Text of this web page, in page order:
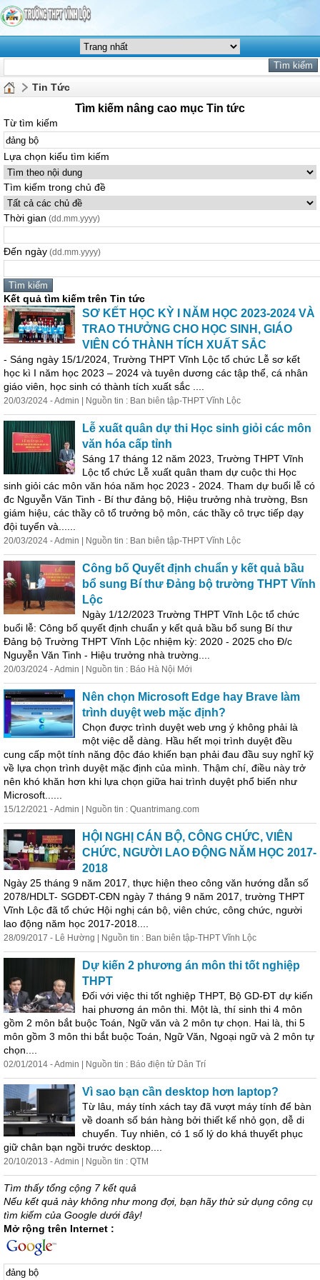
Tin Tức
Tìm kiếm nâng cao mục Tin tức
Từ tìm kiếm
Lựa chọn kiểu tìm kiếm
Tìm kiếm trong chủ đề
Thời gian (dd.mm.yyyy)
Đến ngày (dd.mm.yyyy)
Kết quả tìm kiếm trên Tin tức
SƠ KẾT HỌC KỲ I NĂM HỌC 2023-2024 VÀ
TRAO THƯỞNG CHO HỌC SINH, GIÁO
VIÊN CÓ THÀNH TÍCH XUẤT SẮC
- Sáng ngày 15/1/2024, Trường THPT Vĩnh Lộc tổ chức Lễ sơ kết
học kì I năm học 2023 – 2024 và tuyên dương các tập thể, cá nhân
giáo viên, học sinh có thành tích xuất sắc ....
20/03/2024 - Admin | Nguồn tin : Ban biên tập-THPT Vĩnh Lộc
Lễ xuất quân dự thi Học sinh giỏi các môn
văn hóa cấp tỉnh
Sáng 17 tháng 12 năm 2023, Trường THPT Vĩnh
Lộc tổ chức Lễ xuất quân tham dự cuộc thi Học
sinh giỏi các môn văn hóa năm học 2023 - 2024. Tham dự buổi lễ có
đc Nguyễn Văn Tinh - Bí thư đảng bộ , Hiệu trưởng nhà trường, Bsn
giám hiệu, các thầy cô tổ trưởng bộ môn, các thầy cô trực tiếp dạy
đội tuyển và......
20/03/2024 - Admin | Nguồn tin : Ban biên tập-THPT Vĩnh Lộc
Công bố Quyết định chuẩn y kết quả bầu
bổ sung Bí thư Đảng bộ trường THPT Vĩnh
Lộc
Ngày 1/12/2023 Trường THPT Vĩnh Lộc tổ chức
buổi lễ: Công bố quyết định chuẩn y kết quả bầu bổ sung Bí thư
Đảng bộ Trường THPT Vĩnh Lộc nhiệm kỳ: 2020 - 2025 cho Đ/c
Nguyễn Văn Tinh - Hiệu trưởng nhà trường....
20/03/2024 - Admin | Nguồn tin : Báo Hà Nội Mới
Nên chọn Microsoft Edge hay Brave làm
trình duyệt web mặc định?
Chọn được trình duyệt web ưng ý không phải là
một việc dễ dàng. Hầu hết mọi trình duyệt đều
cung cấp một tính năng độc đáo khiến bạn phải đau đầu suy nghĩ kỹ
về lựa chọn trình duyệt mặc định của mình. Thậm chí, điều này trở
nên khó khăn hơn khi lựa chọn giữa hai trình duyệt phổ biến như
Microsoft......
15/12/2021 - Admin | Nguồn tin : Quantrimang.com
HỘI NGHỊ CÁN BỘ, CÔNG CHỨC, VIÊN
CHỨC, NGƯỜI LAO ĐỘNG NĂM HỌC 2017-
2018
Ngày 25 tháng 9 năm 2017, thực hiện theo công văn hướng dẫn số
2078/HDLT- SGDĐT-CĐN ngày 7 tháng 9 năm 2017, trường THPT
Vĩnh Lộc đã tổ chức Hội nghị cán bộ , viên chức, công chức, người
lao động năm học 2017-2018....
28/09/2017 - Lê Hường | Nguồn tin : Ban biên tập-THPT Vĩnh Lộc
Dự kiến 2 phương án môn thi tốt nghiệp
THPT
Đối với việc thi tốt nghiệp THPT, Bộ GD-ĐT dự kiến
hai phương án môn thi. Một là, thí sinh thi 4 môn
gồm 2 môn bắt buộc Toán, Ngữ văn và 2 môn tự chọn. Hai là, thi 5
môn gồm 3 môn thi bắt buộc Toán, Ngữ Văn, Ngoại ngữ và 2 môn tự
chọn....
02/01/2014 - Admin | Nguồn tin : Báo điện tử Dân Trí
Vì sao bạn cần desktop hơn laptop?
Từ lâu, máy tính xách tay đã vượt máy tính để bàn
về doanh số bán hàng bởi thiết kế nhỏ gọn, dễ di
chuyển. Tuy nhiên, có 1 số lý do khá thuyết phục
giữ chân bạn ngồi trước desktop....
20/10/2013 - Admin | Nguồn tin : QTM
Tìm thấy tổng cộng 7 kết quả
Nếu kết quả này không như mong đợi, bạn hãy thử sử dụng công cụ
tìm kiếm của Google dưới đây!
Mở rộng trên Internet :